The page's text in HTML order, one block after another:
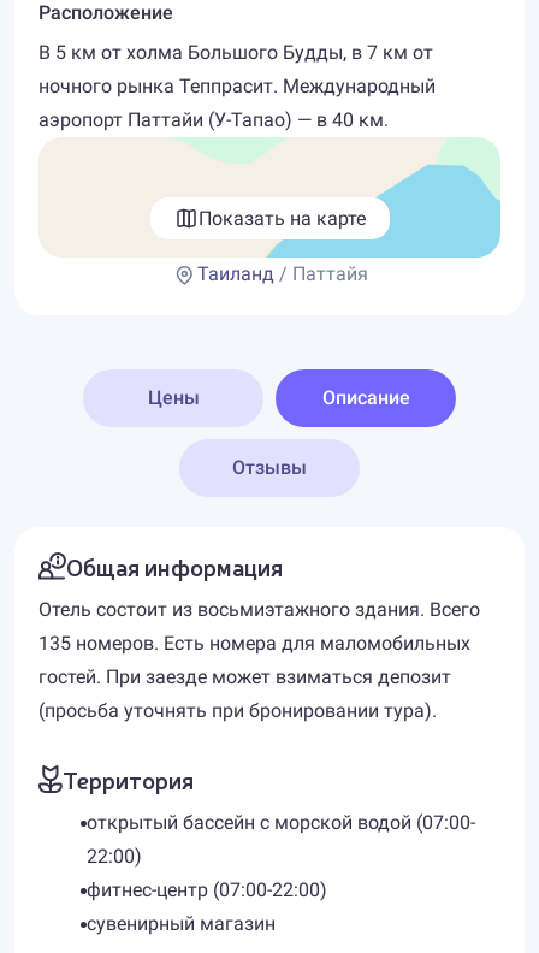
Расположение
В 5 км от холма Большого Будды, в 7 км от
ночного рынка Теппрасит. Международный
аэропорт Паттайи (У-Тапао) — в 40 км.
Показать на карте
Таиланд/ Паттайя
Цены Описание
Отзывы
Общая информация
Отель состоит из восьмиэтажного здания. Всего
135 номеров. Есть номера для маломобильных
гостей. При заезде может взиматься депозит
(просьба уточнять при бронировании тура).
Территория
открытый бассейн с морской водой (07:00-
22:00)
фитнес-центр (07:00-22:00)
сувенирный магазин